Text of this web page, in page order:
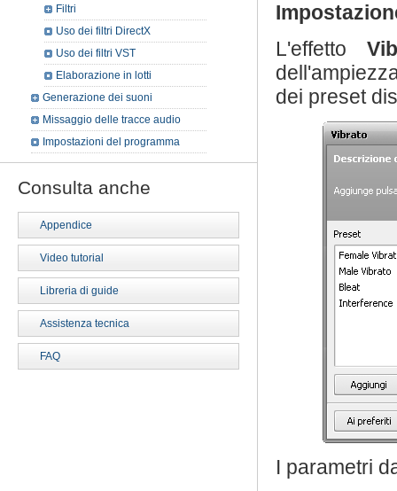
L'effetto
dei preset
I parametri
Filtri
Uso dei filtri DirectX
Uso dei filtri VST
Elaborazione in lotti
Generazione dei suoni
Missaggio delle tracce audio
Impostazioni del programma
Consulta anche
Appendice
Video tutorial
Libreria di guide
Assistenza tecnica
FAQ